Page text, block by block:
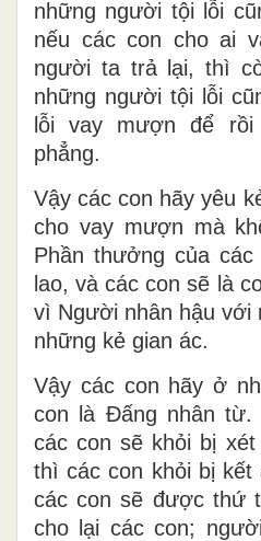
những người tội lỗi
nếu các con cho ai
người ta trả lại, thì
những người tội lỗi
lỗi vay mượn để
phẳng.
Vậy các con hãy yêu
cho vay mượn mà
Phần thưởng của
lao, và các con sẽ là
vì Người nhân hậu với
những kẻ gian ác.
Vậy các con hãy ở
con là Ðấng nhân
các con sẽ khỏi bị
thì các con khỏi bị
các con sẽ được thứ
cho lại các con;